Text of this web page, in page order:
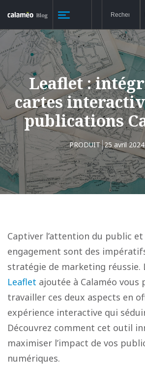
Leaflet :
cartes
publications
PRODUIT 25 avril 2024
Captiver l’attention du public
engagement sont des
stratégie de marketing réussie.
Leaflet ajoutée à Calaméo vous
travailler ces deux aspects en
expérience interactive qui
Découvrez comment cet outil
maximiser l’impact de vos
numériques.